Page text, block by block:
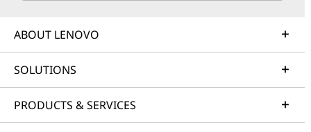
ABOUT LENOVO
SOLUTIONS
PRODUCTS & SERVICES